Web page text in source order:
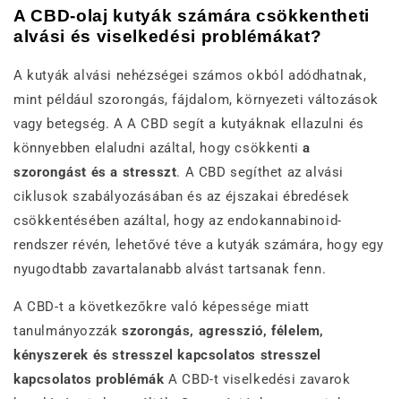
A CBD-olaj kutyák számára csökkentheti
alvási és viselkedési problémákat?
A kutyák alvási nehézségei számos okból adódhatnak,
mint például szorongás, fájdalom, környezeti változások
vagy betegség. A A CBD segít a kutyáknak ellazulni és
könnyebben elaludni azáltal, hogy csökkentia
szorongást és a stresszt. A CBD segíthet az alvási
ciklusok szabályozásában és az éjszakai ébredések
csökkentésében azáltal, hogy az endokannabinoid-
rendszer révén, lehetővé téve a kutyák számára, hogy egy
nyugodtabb zavartalanabb alvást tartsanak fenn.
A CBD-t a következőkre való képessége miatt
tanulmányozzák szorongás, agresszió, félelem,
kényszerek és stresszel kapcsolatos stresszel
kapcsolatos problémákA CBD-t viselkedési zavarok